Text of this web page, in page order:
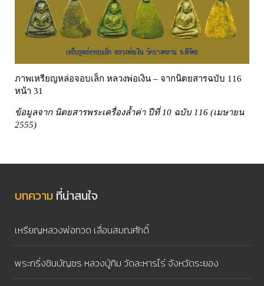
ภาพเหรียญหล่อจอบเล็ก หลวงพ่อเงิน – จากนิตยสารฉบับ 116
หน้า 31
ข้อมูลจาก นิตยสารพระเครื่องล้ำค่า ปีที่ 10 ฉบับ 116 (เมษายน
2555)
บทความ ที่น่าสนใจ
เหรียญหลวงพ่อทวด เลื่อนสมณศักดิ์
พระกริ่งชินบัญชร หลวงปู่ทิม วัดละหารไร่ จังหวัดระยอง